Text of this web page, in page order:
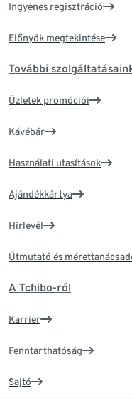
Ingyenes regisztráció
Előnyök megtekintése
További
Üzletek promóciói
Kávébár
Használati utasítások
Ajándékkártya
Hírlevél
Útmutató és
A Tchibo-ról
Karrier
Fenntarthatóság
Sajtó